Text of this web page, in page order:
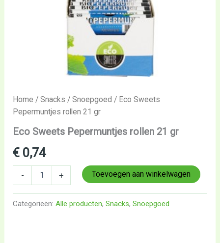
Home /Snacks /Snoepgoed / Eco Sweets
Pepermuntjes rollen 21 gr
Eco Sweets Pepermuntjes rollen 21 gr
€ 0,74
- + Toevoegen aan winkelwagen
Categorieën:Alle producten,Snacks,Snoepgoed